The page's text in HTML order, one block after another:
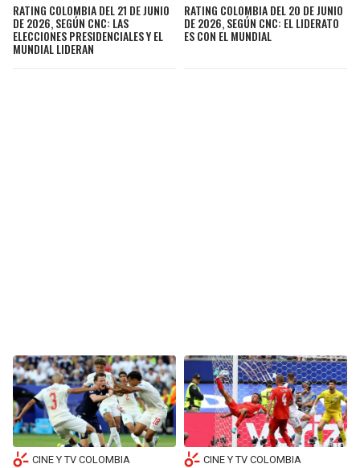
RATING COLOMBIA DEL 21 DE JUNIO
DE 2026, SEGÚN CNC: LAS
ELECCIONES PRESIDENCIALES Y EL
MUNDIAL LIDERAN
RATING COLOMBIA DEL 20 DE JUNIO
DE 2026, SEGÚN CNC: EL LIDERATO
ES CON EL MUNDIAL
CINE Y TV COLOMBIA CINE Y TV COLOMBIA